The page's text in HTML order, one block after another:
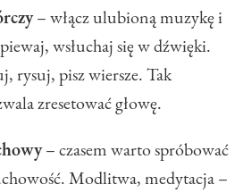
– włącz ulubioną muzykę i
wsłuchaj się w dźwięki.
rysuj, pisz wiersze. Tak
zresetować głowę.
– czasem warto spróbować
Modlitwa, medytacja –